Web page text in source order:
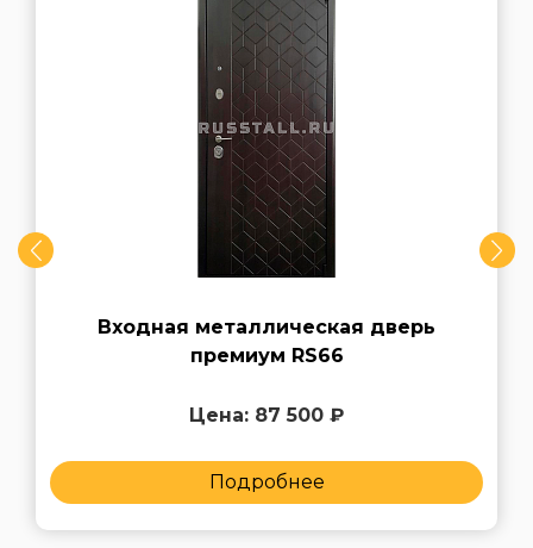
Входная металлическая дверь
премиум RS66
Цена: 87 500 ₽
Подробнее